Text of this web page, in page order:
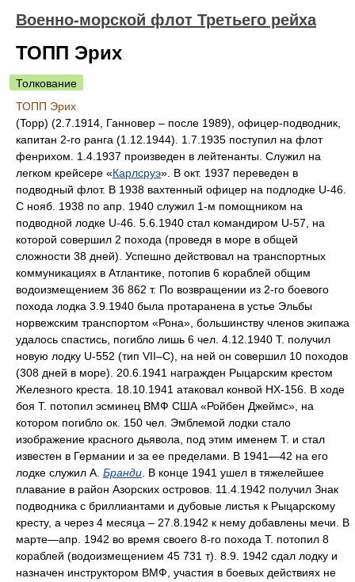
Военно-морской флот Третьего рейха
ТОПП Эрих
Толкование
ТОПП Эрих
(Topp) (2.7.1914, Ганновер – после 1989), офицер-подводник,
капитан 2-го ранга (1.12.1944). 1.7.1935 поступил на флот
фенрихом. 1.4.1937 произведен в лейтенанты. Служил на
легком крейсере «Карлсруэ». В окт. 1937 переведен в
подводный флот. В 1938 вахтенный офицер на подлодке U-46.
С нояб. 1938 по апр. 1940 служил 1-м помощником на
подводной лодке U-46. 5.6.1940 стал командиром U-57, на
которой совершил 2 похода (проведя в море в общей
сложности 38 дней). Успешно действовал на транспортных
коммуникациях в Атлантике, потопив 6 кораблей общим
водоизмещением 36 862 т. По возвращении из 2-го боевого
похода лодка 3.9.1940 была протаранена в устье Эльбы
норвежским транспортом «Рона», большинству членов экипажа
удалось спастись, погибло лишь 6 чел. 4.12.1940 Т. получил
новую лодку U-552 (тип VII–C), на ней он совершил 10 походов
(308 дней в море). 20.6.1941 награжден Рыцарским крестом
Железного креста. 18.10.1941 атаковал конвой НХ-156. В ходе
боя Т. потопил эсминец ВМФ США «Ройбен Джеймс», на
котором погибло ок. 150 чел. Эмблемой лодки стало
изображение красного дьявола, под этим именем Т. и стал
известен в Германии и за ее пределами. В 1941—42 на его
лодке служил А. Бранди . В конце 1941 ушел в тяжелейшее
плавание в район Азорских островов. 11.4.1942 получил Знак
подводника с бриллиантами и дубовые листья к Рыцарскому
кресту, а через 4 месяца – 27.8.1942 к нему добавлены мечи. В
марте—апр. 1942 во время своего 8-го похода Т. потопил 8
кораблей (водоизмещением 45 731 т). 8.9. 1942 сдал лодку и
назначен инструктором ВМФ, участия в боевых действиях не